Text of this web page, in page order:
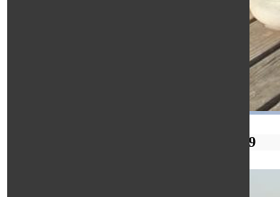
РЫБАЛКА 2019